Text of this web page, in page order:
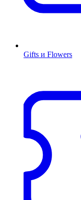
Gifts и Flowers